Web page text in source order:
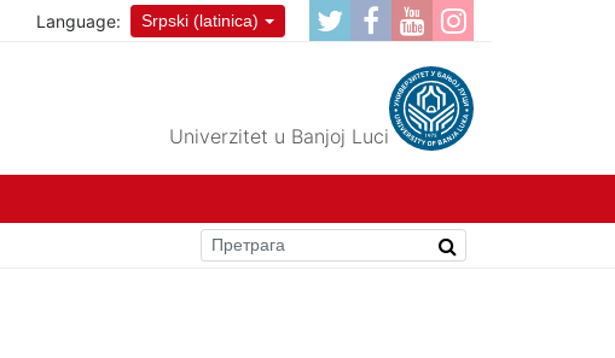
Language: Srpski (latinica)
Univerzitet u Banjoj Luci